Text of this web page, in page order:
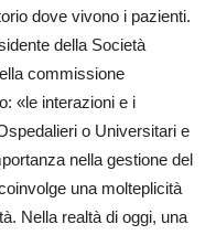
dove vivono i pazienti.
della Società
commissione
«le interazioni e i
o Universitari e
nella gestione del
una molteplicità
Nella realtà di oggi, una